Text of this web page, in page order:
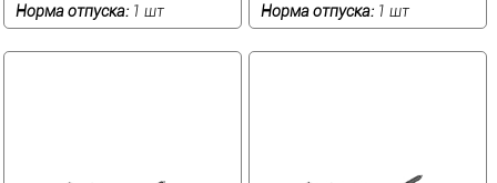
Норма отпуска: 1 шт Норма отпуска: 1 шт